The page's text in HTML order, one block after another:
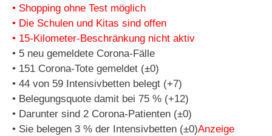
• Shopping ohne Test möglich
• Die Schulen und Kitas sind offen
• 15-Kilometer-Beschränkung nicht aktiv
• 5 neu gemeldete Corona-Fälle
• 151 Corona-Tote gemeldet (±0)
• 44 von 59 Intensivbetten belegt (+7)
• Belegungsquote damit bei 75 % (+12)
• Darunter sind 2 Corona-Patienten (±0)
• Sie belegen 3 % der Intensivbetten (±0)Anzeige